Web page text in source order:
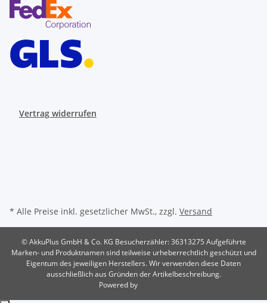
Vertrag widerrufen
* Alle Preise inkl. gesetzlicher MwSt., zzgl. Versand
© AkkuPlus GmbH & Co. KG Besucherzähler: 36313275 Aufgeführte
Marken- und Produktnamen sind teilweise urheberrechtlich geschützt und
Eigentum des jeweiligen Herstellers. Wir verwenden diese Daten
ausschließlich aus Gründen der Artikelbeschreibung.
Powered by